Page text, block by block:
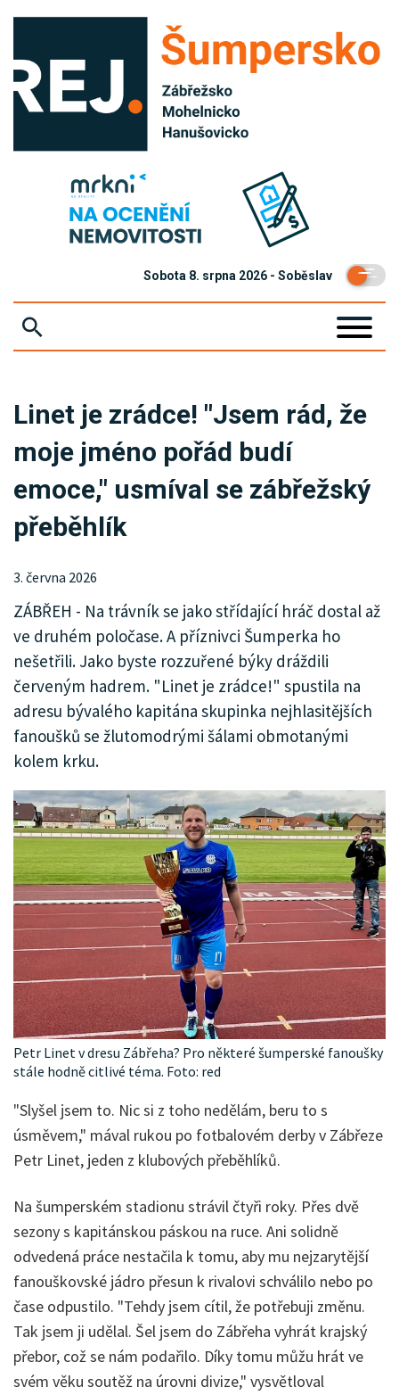
Sobota 8. srpna 2026 - Soběslav
KRIMI
SPORT
KULTURA
SPOLEČNOST
MHD
MENU
INZERCE
ARCHIV
KATALOG FIREM
Linet je zrádce! "Jsem rád, že
moje jméno pořád budí
emoce," usmíval se zábřežský
přeběhlík
3. června 2026
ZÁBŘEH - Na trávník se jako střídající hráč dostal až
ve druhém poločase. A příznivci Šumperka ho
nešetřili. Jako byste rozzuřené býky dráždili
červeným hadrem. "Linet je zrádce!" spustila na
adresu bývalého kapitána skupinka nejhlasitějších
fanoušků se žlutomodrými šálami obmotanými
kolem krku.
Petr Linet v dresu Zábřeha? Pro některé šumperské fanoušky
stále hodně citlivé téma. Foto: red
"Slyšel jsem to. Nic si z toho nedělám, beru to s
úsměvem," mával rukou po fotbalovém derby v Zábřeze
Petr Linet, jeden z klubových přeběhlíků.
Na šumperském stadionu strávil čtyři roky. Přes dvě
sezony s kapitánskou páskou na ruce. Ani solidně
odvedená práce nestačila k tomu, aby mu nejzarytější
fanouškovské jádro přesun k rivalovi schválilo nebo po
čase odpustilo. "Tehdy jsem cítil, že potřebuji změnu.
Tak jsem ji udělal. Šel jsem do Zábřeha vyhrát krajský
přebor, což se nám podařilo. Díky tomu můžu hrát ve
svém věku soutěž na úrovni divize," vysvětloval